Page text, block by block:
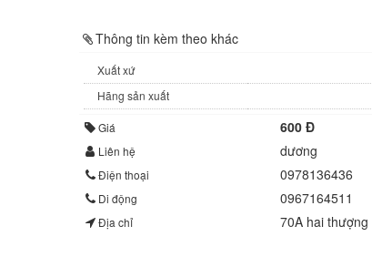
Thông tin kèm theo khác
Xuất xứ
Hãng sản xuất
Giá 600 Đ
Liên hệ dương
Điện thoại 0978136436
Di động 0967164511
Địa chỉ 70A hai